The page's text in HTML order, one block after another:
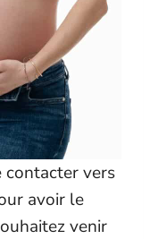
contacter vers
avoir le
venir